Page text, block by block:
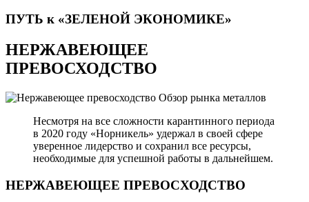
ПУТЬ к «ЗЕЛЕНОЙ ЭКОНОМИКЕ»
НЕРЖАВЕЮЩЕЕ
ПРЕВОСХОДСТВО
Обзор рынка металлов
Несмотря на все сложности карантинного периода
в 2020 году «Норникель» удержал в своей сфере
уверенное лидерство и сохранил все ресурсы,
необходимые для успешной работы в дальнейшем.
НЕРЖАВЕЮЩЕЕ ПРЕВОСХОДСТВО